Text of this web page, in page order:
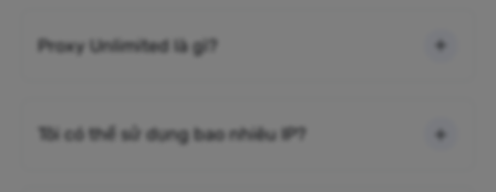
Proxy Unlimited là gì?
Tôi có thể sử dụng bao nhiêu IP?